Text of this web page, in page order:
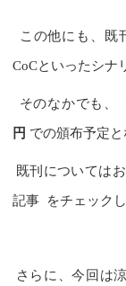
この他にも、既
CoCといったシナ
そのなかでも、
円 での頒布予定と
既刊については
記事 をチェック
さらに、今回は